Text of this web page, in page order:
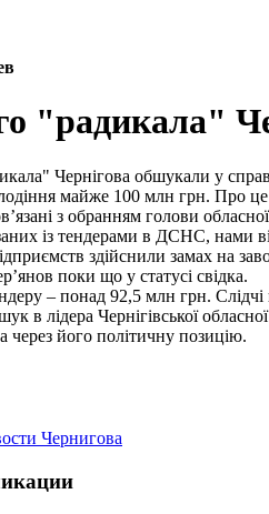
"радикала"
майже 100 млн грн. Про
з обранням голови
із тендерами в ДСНС, нами
здійснили замах на
поки що у статусі свідка.
– понад 92,5 млн грн.
в лідера Чернігівської
через його політичну позицію.
Чернигова